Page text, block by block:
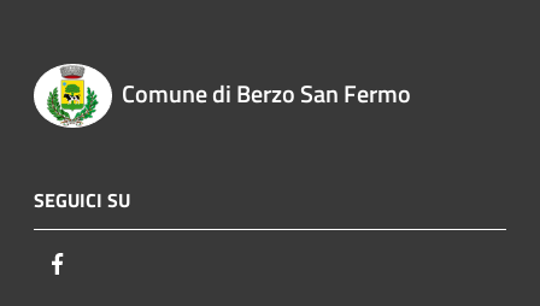
Comune di Berzo San Fermo
SEGUICI SU